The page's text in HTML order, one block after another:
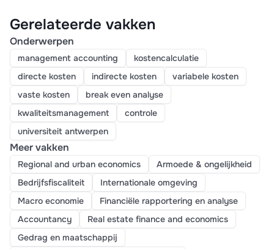
Gerelateerde vakken
Onderwerpen
management accounting
kostencalculatie
directe kosten
indirecte kosten
variabele kosten
vaste kosten
break even analyse
kwaliteitsmanagement
controle
universiteit antwerpen
Meer vakken
Regional and urban economics
Armoede & ongelijkheid
Bedrijfsfiscaliteit
Internationale omgeving
Macro economie
Financiële rapportering en analyse
Accountancy
Real estate finance and economics
Gedrag en maatschappij